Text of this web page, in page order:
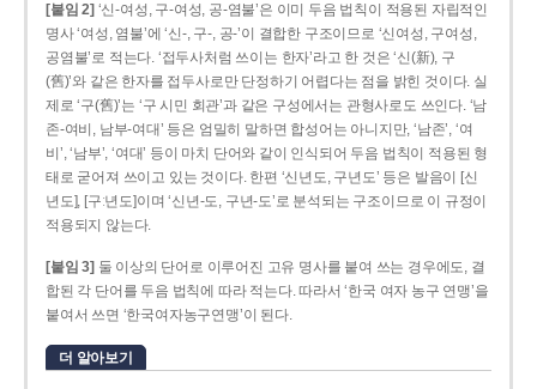
[붙임 2] ‘신-여성, 구-여성, 공-염불’은 이미 두음 법칙이 적용된 자립적인
명사 ‘여성, 염불’에 ‘신-, 구-, 공-’이 결합한 구조이므로 ‘신여성, 구여성,
공염불’로 적는다. ‘접두사처럼 쓰이는 한자’라고 한 것은 ‘신(新), 구
(舊)’와 같은 한자를 접두사로만 단정하기 어렵다는 점을 밝힌 것이다. 실
제로 ‘구(舊)’는 ‘구 시민 회관’과 같은 구성에서는 관형사로도 쓰인다. ‘남
존­-여비, 남부-­여대’ 등은 엄밀히 말하면 합성어는 아니지만, ‘남존’, ‘여
비’, ‘남부’, ‘여대’ 등이 마치 단어와 같이 인식되어 두음 법칙이 적용된 형
태로 굳어져 쓰이고 있는 것이다. 한편 ‘신년도, 구년도’ 등은 발음이 [신
년도], [구ː년도]이며 ‘신년­-도, 구년-­도’로 분석되는 구조이므로 이 규정이
적용되지 않는다.
[붙임 3] 둘 이상의 단어로 이루어진 고유 명사를 붙여 쓰는 경우에도, 결
합된 각 단어를 두음 법칙에 따라 적는다. 따라서 ‘한국 여자 농구 연맹’을
붙여서 쓰면 ‘한국여자농구연맹’이 된다.
더 알아보기